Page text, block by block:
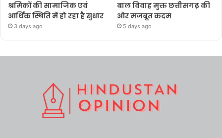
श्रमिकों की सामाजिक एवं
आर्थिक स्थिति में हो रहा है सुधार
3 days ago
बाल विवाह मुक्त छत्तीसगढ़ की
ओर मजबूत कदम
5 days ago